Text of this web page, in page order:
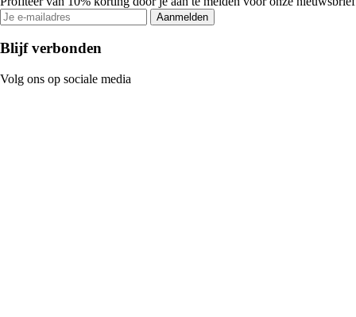
Aanmelden
Blijf verbonden
Volg ons op sociale media